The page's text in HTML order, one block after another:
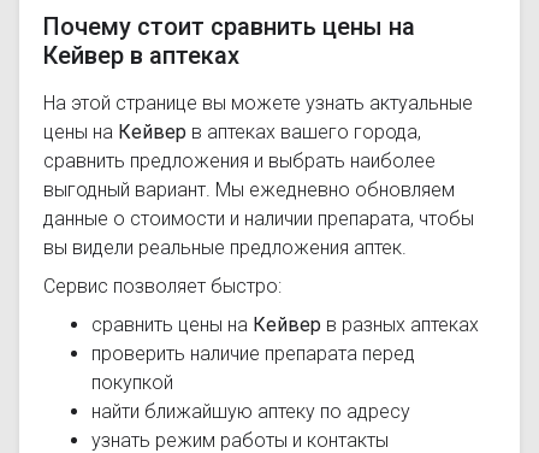
Почему стоит сравнить цены на
Кейвер в аптеках
На этой странице вы можете узнать актуальные
цены на Кейвер в аптеках вашего города,
сравнить предложения и выбрать наиболее
выгодный вариант. Мы ежедневно обновляем
данные о стоимости и наличии препарата, чтобы
вы видели реальные предложения аптек.
Сервис позволяет быстро:
сравнить цены на Кейвер в разных аптеках
проверить наличие препарата перед
покупкой
найти ближайшую аптеку по адресу
узнать режим работы и контакты